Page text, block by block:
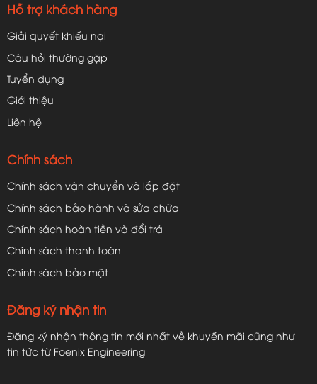
Hỗ trợ khách hàng
Giải quyết khiếu nại
Câu hỏi thường gặp
Tuyển dụng
Giới thiệu
Liên hệ
Chính sách
Chính sách vận chuyển và lắp đặt
Chính sách bảo hành và sửa chữa
Chính sách hoàn tiền và đổi trả
Chính sách thanh toán
Chính sách bảo mật
Đăng ký nhận tin
Đăng ký nhận thông tin mới nhất về khuyến mãi cũng như
tin tức từ Foenix Engineering